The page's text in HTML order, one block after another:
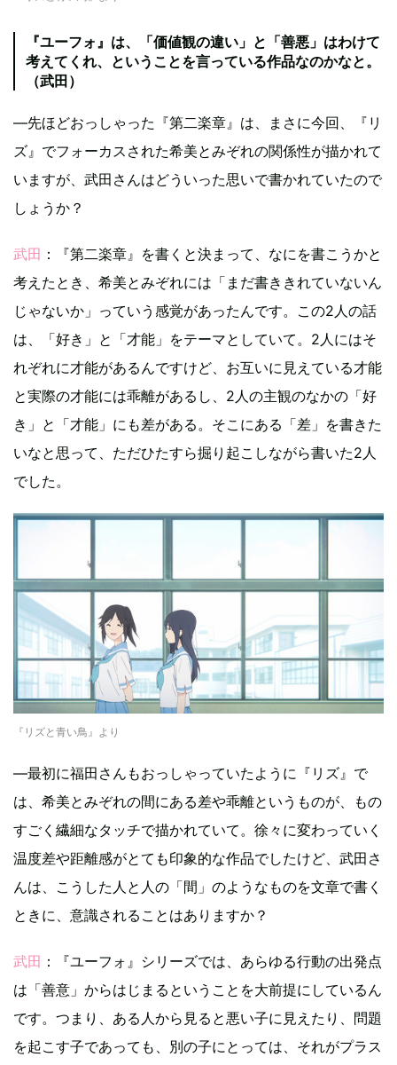
『ユーフォ』は、「価値観の違い」と「善悪」はわけて
考えてくれ、ということを言っている作品なのかなと。
（武田）
—先ほどおっしゃった『第二楽章』は、まさに今回、『リ
ズ』でフォーカスされた希美とみぞれの関係性が描かれて
いますが、武田さんはどういった思いで書かれていたので
しょうか？
武田 ：『第二楽章』を書くと決まって、なにを書こうかと
考えたとき、希美とみぞれには「まだ書ききれていないん
じゃないか」っていう感覚があったんです。この2人の話
は、「好き」と「才能」をテーマとしていて。2人にはそ
れぞれに才能があるんですけど、お互いに見えている才能
と実際の才能には乖離があるし、2人の主観のなかの「好
き」と「才能」にも差がある。そこにある「差」を書きた
いなと思って、ただひたすら掘り起こしながら書いた2人
でした。
『リズと青い鳥』より
—最初に福田さんもおっしゃっていたように『リズ』で
は、希美とみぞれの間にある差や乖離というものが、もの
すごく繊細なタッチで描かれていて。徐々に変わっていく
温度差や距離感がとても印象的な作品でしたけど、武田さ
んは、こうした人と人の「間」のようなものを文章で書く
ときに、意識されることはありますか？
武田 ：『ユーフォ』シリーズでは、あらゆる行動の出発点
は「善意」からはじまるということを大前提にしているん
です。つまり、ある人から見ると悪い子に見えたり、問題
を起こす子であっても、別の子にとっては、それがプラス